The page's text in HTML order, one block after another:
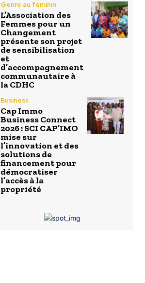
Genre au féminin
L’Association des
Femmes pour un
Changement
présente son projet
de sensibilisation
et
d’accompagnement
communautaire à
la CDHC
Business
Cap Immo
Business Connect
2026 : SCI CAP’IMO
mise sur
l’innovation et des
solutions de
financement pour
démocratiser
l’accès à la
propriété